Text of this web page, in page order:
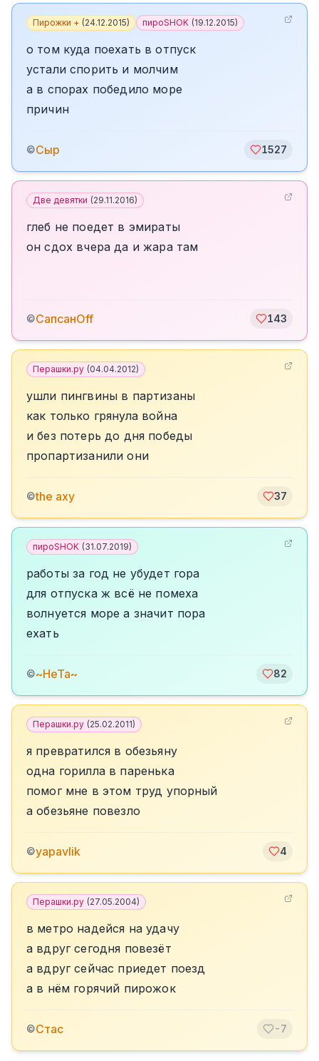
Пирожки + (24.12.2015) пироSHOK (19.12.2015)
о том куда поехать в отпуск
устали спорить и молчим
а в спорах победило море
причин
©Сыр 1527
Две девятки (29.11.2016)
глеб не поедет в эмираты
он сдох вчера да и жара там
©СапсанOff 143
Перашки.ру (04.04.2012)
ушли пингвины в партизаны
как только грянула война
и без потерь до дня победы
пропартизанили они
©the axy 37
пироSHOK (31.07.2019)
работы за год не убудет гора
для отпуска ж всё не помеха
волнуется море а значит пора
ехать
©~НеТа~ 82
Перашки.ру (25.02.2011)
я превратился в обезьяну
одна горилла в паренька
помог мне в этом труд упорный
а обезьяне повезло
©yapavlik 4
Перашки.ру (27.05.2004)
в метро надейся на удачу
а вдруг сегодня повезёт
а вдруг сейчас приедет поезд
а в нём горячий пирожок
©Стас -7